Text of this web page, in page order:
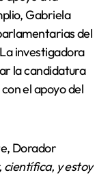
Gabriela
del
investigadora
la candidatura
el apoyo del
Dorador
científica, y estoy